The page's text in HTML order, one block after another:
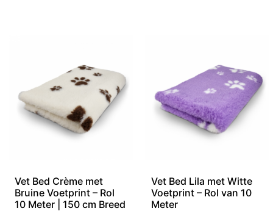
Vet Bed Crème met
Bruine Voetprint – Rol
10 Meter | 150 cm Breed
Vet Bed Lila met Witte
Voetprint – Rol van 10
Meter